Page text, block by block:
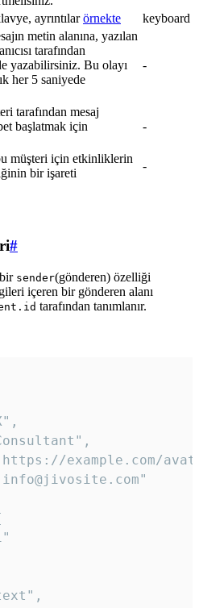
ayrıntılarörnekte keyboard
metin alanına, yazılan
tarafından
yazabilirsiniz. Bu olayı
her 5 saniyede
-
tarafından mesaj
başlatmak için
-
müşteri için etkinliklerin
bir işareti
-
#
sender(gönderen) özelliği
içeren bir gönderen alanı
tarafından tanımlanır.